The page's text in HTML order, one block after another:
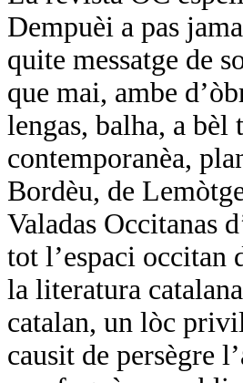
Dempuèi a pas
quite messatge de
que mai, ambe
lengas, balha, a bèl
contemporanèa,
Bordèu, de
Valadas Occitanas
tot l’espaci occitan
la literatura
catalan, un lòc
causit de persègre